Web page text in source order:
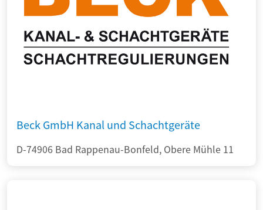
Beck GmbH Kanal und Schachtgeräte
D-74906 Bad Rappenau-Bonfeld, Obere Mühle 11